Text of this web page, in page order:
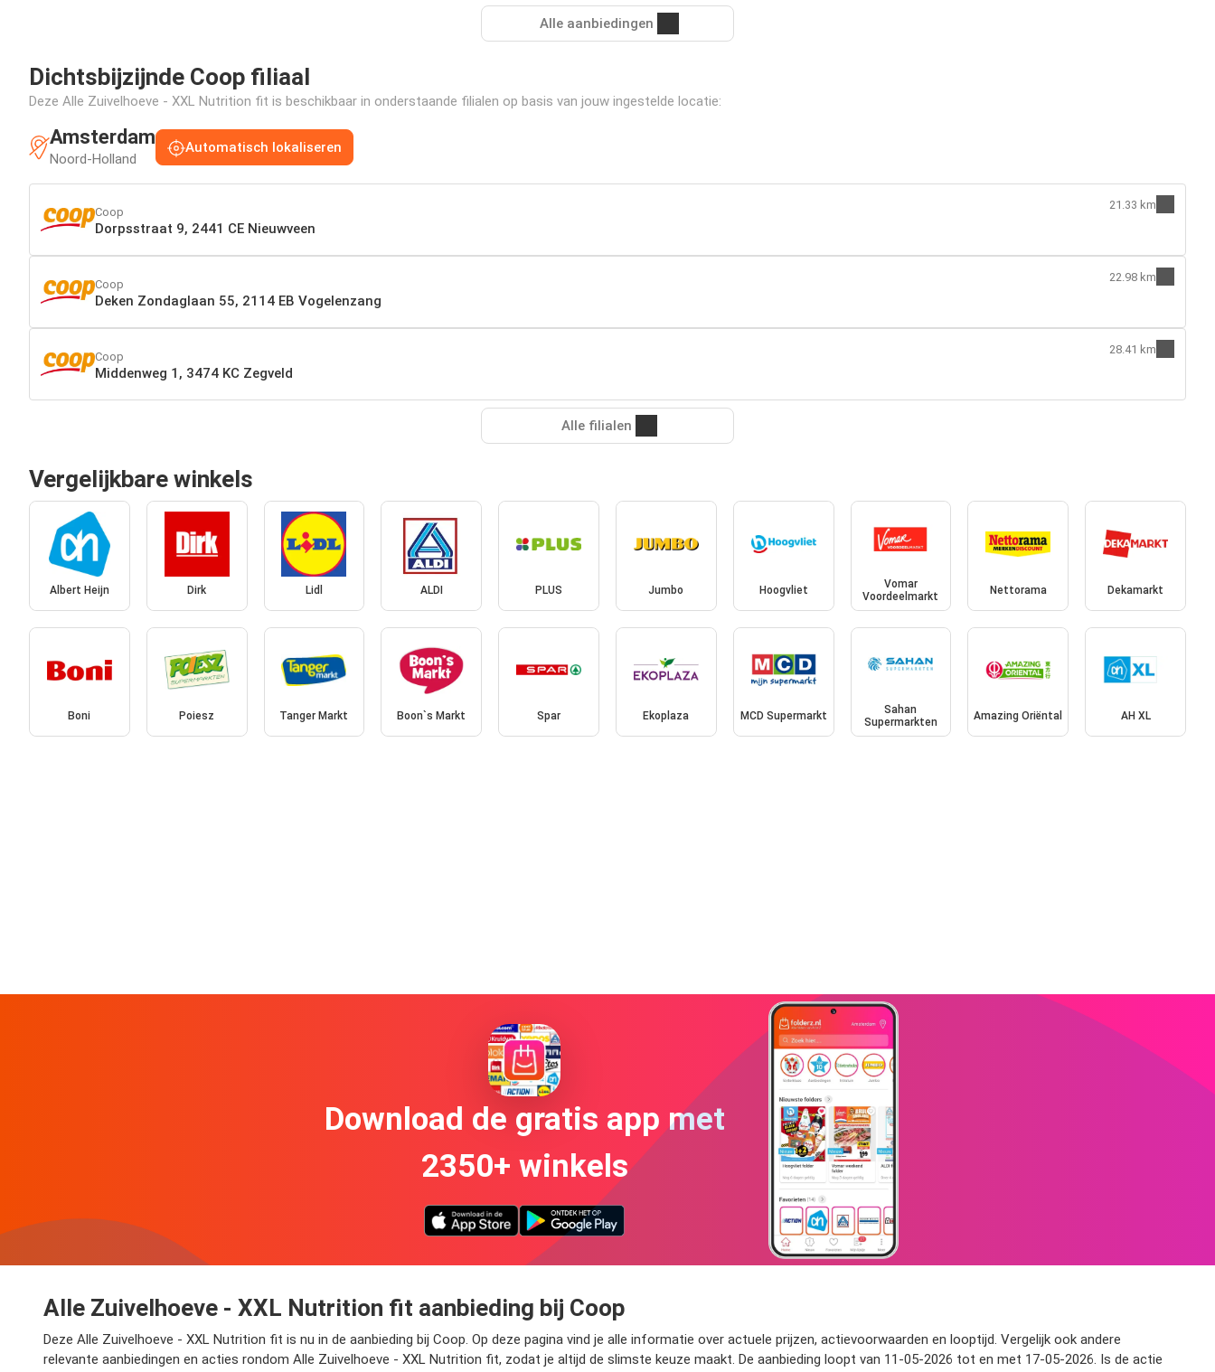
Alle aanbiedingen
Dichtsbijzijnde Coop filiaal
Deze Alle Zuivelhoeve - XXL Nutrition fit is beschikbaar in onderstaande filialen op basis van jouw ingestelde locatie:
Amsterdam
Noord-Holland
Automatisch lokaliseren
Coop
Dorpsstraat 9, 2441 CE Nieuwveen
21.33 km
Coop
Deken Zondaglaan 55, 2114 EB Vogelenzang
22.98 km
Coop
Middenweg 1, 3474 KC Zegveld
28.41 km
Alle filialen
Vergelijkbare winkels
Albert Heijn Dirk Lidl ALDI PLUS Jumbo Hoogvliet
Vomar
Voordeelmarkt
Nettorama Dekamarkt
Boni Poiesz Tanger Markt Boon`s Markt Spar Ekoplaza MCD Supermarkt
Sahan
Supermarkten
Amazing Oriëntal AH XL
Download de gratis app met
2350+ winkels
Alle Zuivelhoeve - XXL Nutrition fit aanbieding bij Coop
Deze Alle Zuivelhoeve - XXL Nutrition fit is nu in de aanbieding bij Coop. Op deze pagina vind je alle informatie over actuele prijzen, actievoorwaarden en looptijd. Vergelijk ook andere
relevante aanbiedingen en acties rondom Alle Zuivelhoeve - XXL Nutrition fit, zodat je altijd de slimste keuze maakt. De aanbieding loopt van 11-05-2026 tot en met 17-05-2026. Is de actie